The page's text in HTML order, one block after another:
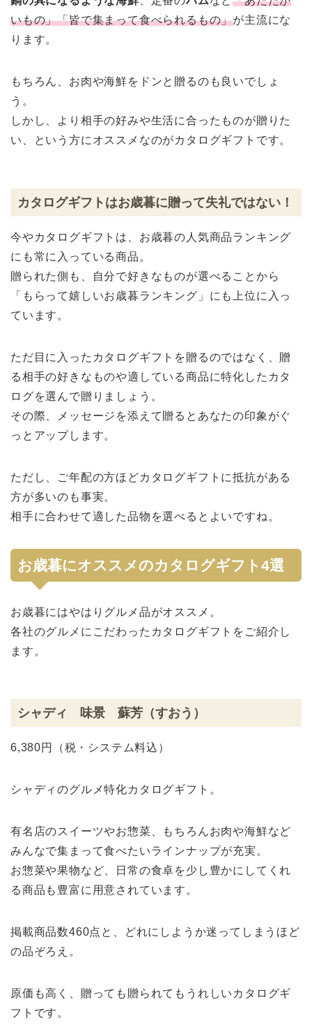
いもの」「皆で集まって食べられるもの」が主流にな
ります。
もちろん、お肉や海鮮をドンと贈るのも良いでしょ
う。
しかし、より相手の好みや生活に合ったものが贈りた
い、という方にオススメなのがカタログギフトです。
カタログギフトはお歳暮に贈って失礼ではない！
今やカタログギフトは、お歳暮の人気商品ランキング
にも常に入っている商品。
贈られた側も、自分で好きなものが選べることから
「もらって嬉しいお歳暮ランキング」にも上位に入っ
ています。
ただ目に入ったカタログギフトを贈るのではなく、贈
る相手の好きなものや適している商品に特化したカタ
ログを選んで贈りましょう。
その際、メッセージを添えて贈るとあなたの印象がぐ
っとアップします。
ただし、ご年配の方ほどカタログギフトに抵抗がある
方が多いのも事実。
相手に合わせて適した品物を選べるとよいですね。
お歳暮にオススメのカタログギフト4選
お歳暮にはやはりグルメ品がオススメ。
各社のグルメにこだわったカタログギフトをご紹介し
ます。
シャディ 味景 蘇芳（すおう）
6,380円（税・システム料込）
シャディのグルメ特化カタログギフト。
有名店のスイーツやお惣菜、もちろんお肉や海鮮など
みんなで集まって食べたいラインナップが充実。
お惣菜や果物など、日常の食卓を少し豊かにしてくれ
る商品も豊富に用意されています。
掲載商品数460点と、どれにしようか迷ってしまうほど
の品ぞろえ。
原価も高く、贈っても贈られてもうれしいカタログギ
フトです。